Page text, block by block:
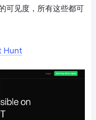
可见度，所有这些都可
Hunt